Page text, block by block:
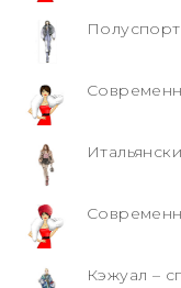
Кэжуал –